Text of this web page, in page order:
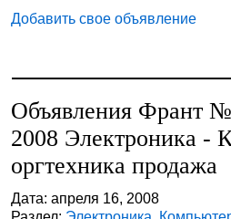
Добавить свое объявление
Объявления Франт
2008 Электроника -
оргтехника продажа
Дата: апреля 16, 2008